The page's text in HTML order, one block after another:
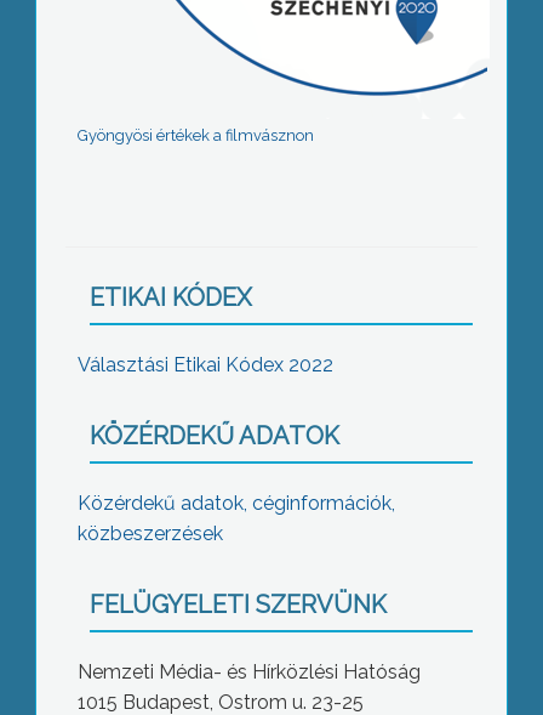
Gyöngyösi értékek a filmvásznon
ETIKAI KÓDEX
Választási Etikai Kódex 2022
KÖZÉRDEKŰ ADATOK
Közérdekű adatok, céginformációk,
közbeszerzések
FELÜGYELETI SZERVÜNK
Nemzeti Média- és Hírközlési Hatóság
1015 Budapest, Ostrom u. 23-25